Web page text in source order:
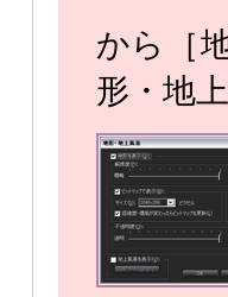
から［
形・地